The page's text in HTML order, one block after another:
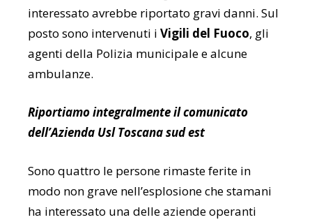
interessato avrebbe riportato gravi danni. Sul
posto sono intervenuti i Vigili del Fuoco, gli
agenti della Polizia municipale e alcune
ambulanze.
Riportiamo integralmente il comunicato
dell’Azienda Usl Toscana sud est
Sono quattro le persone rimaste ferite in
modo non grave nell’esplosione che stamani
ha interessato una delle aziende operanti